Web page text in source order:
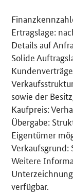
Ertragslage:
Details auf
Solide
Kundenverträge
sowie der
Kaufpreis:
Übergabe:
Eigentümer
Verkaufsgrund:
Weitere
verfügbar.